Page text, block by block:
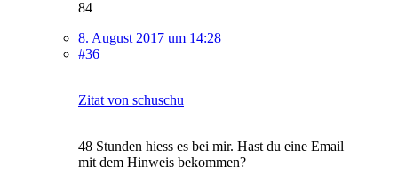
84
8. August 2017 um 14:28
#36
Zitat von schuschu
48 Stunden hiess es bei mir. Hast du eine Email
mit dem Hinweis bekommen?